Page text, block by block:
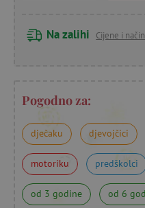
Na zalihi Cijene i
Pogodno za:
dječaku djevojčici
motoriku predškolci
od 3 godine od 6